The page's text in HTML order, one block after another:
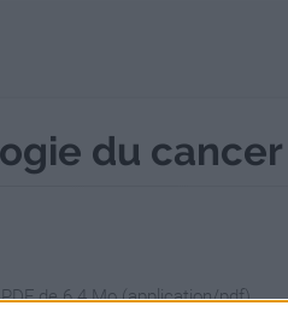
du cancer
de 6.4 Mo (application/pdf)